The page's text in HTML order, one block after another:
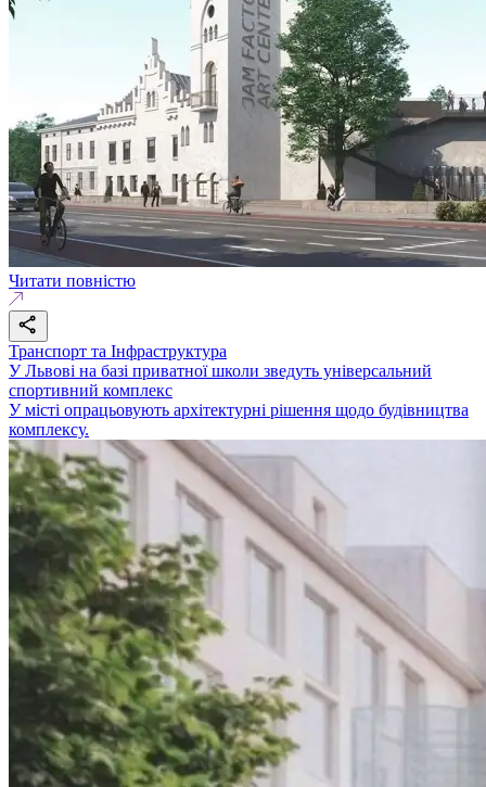
Читати повністю
Транспорт та Інфраструктура
У Львові на базі приватної школи зведуть універсальний
спортивний комплекс
У місті опрацьовують архітектурні рішення щодо будівництва
комплексу.